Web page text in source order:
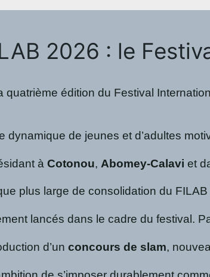
2026 : le
édition du Festival
de jeunes et d’adultes
àCotonou, Abomey-Calavi et
plus large de consolidation du
lancés dans le cadre du festival.
d’unconcours de slam,